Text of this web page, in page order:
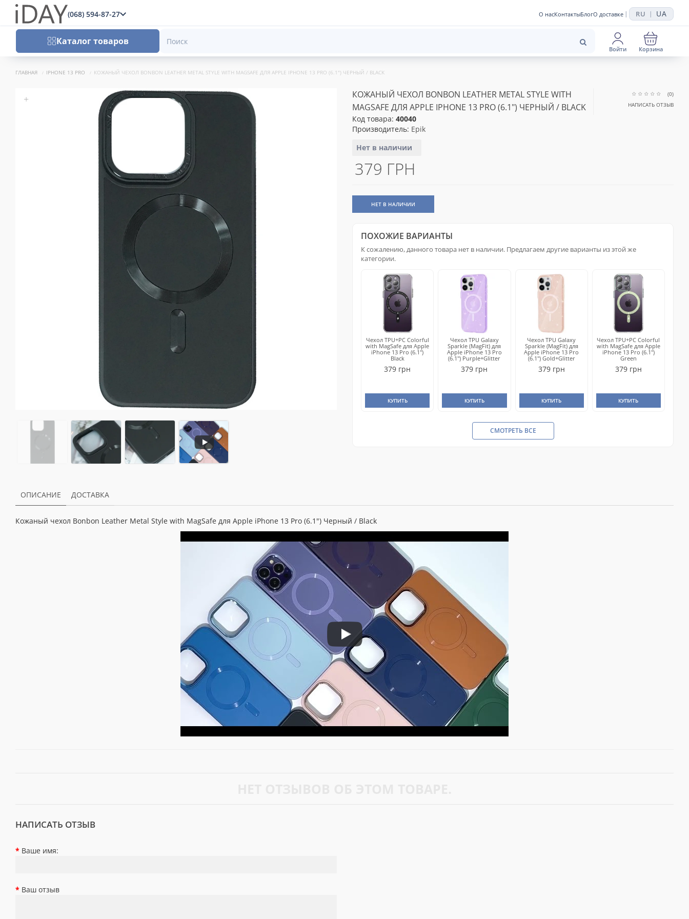
(068) 594-87-27 О насКонтактыБлогО доставке | RU | UA
Каталог товаров
Войти Корзина
ГЛАВНАЯ IPHONE 13 PRO КОЖАНЫЙ ЧЕХОЛ BONBON LEATHER METAL STYLE WITH MAGSAFE ДЛЯ APPLE IPHONE 13 PRO (6.1") ЧЕРНЫЙ / BLACK
+
КОЖАНЫЙ ЧЕХОЛ BONBON LEATHER METAL STYLE WITH
MAGSAFE ДЛЯ APPLE IPHONE 13 PRO (6.1") ЧЕРНЫЙ / BLACK
Код товара: 40040
Производитель: Epik
Нет в наличии
(0)
НАПИСАТЬ ОТЗЫВ
379 ГРН
НЕТ В НАЛИЧИИ
ПОХОЖИЕ ВАРИАНТЫ
К сожалению, данного товара нет в наличии. Предлагаем другие варианты из этой же
категории.
Чехол TPU+PC Colorful
with MagSafe для Apple
iPhone 13 Pro (6.1")
Black
379 грн
КУПИТЬ
Чехол TPU Galaxy
Sparkle (MagFit) для
Apple iPhone 13 Pro
(6.1") Purple+Glitter
379 грн
КУПИТЬ
Чехол TPU Galaxy
Sparkle (MagFit) для
Apple iPhone 13 Pro
(6.1") Gold+Glitter
379 грн
КУПИТЬ
Чехол TPU+PC Colorful
with MagSafe для Apple
iPhone 13 Pro (6.1")
Green
379 грн
КУПИТЬ
СМОТРЕТЬ ВСЕ
ОПИСАНИЕ ДОСТАВКА
Кожаный чехол Bonbon Leather Metal Style with MagSafe для Apple iPhone 13 Pro (6.1") Черный / Black
НАПИСАТЬ ОТЗЫВ
Ваше имя:
Ваш отзыв